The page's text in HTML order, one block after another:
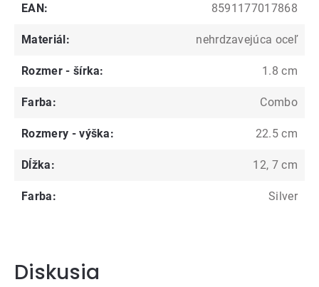
EAN: 8591177017868
Materiál: nehrdzavejúca oceľ
Rozmer - šírka: 1.8 cm
Farba: Combo
Rozmery - výška: 22.5 cm
Dĺžka: 12, 7 cm
Farba: Silver
Diskusia